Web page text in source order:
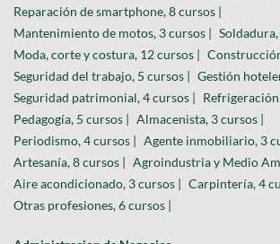
Reparación de smartphone, 8 cursos |
Mantenimiento de motos, 3 cursos |
Moda, corte y costura, 12 cursos |
Seguridad del trabajo, 5 cursos | Gestión
Seguridad patrimonial, 4 cursos |
Pedagogía, 5 cursos | Almacenista, 3 cursos |
Periodismo, 4 cursos | Agente inmobiliario, 3
Artesanía, 8 cursos | Agroindustria y Medio
Aire acondicionado, 3 cursos | Carpintería, 4
Otras profesiones, 6 cursos |